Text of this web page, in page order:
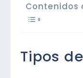
Contenidos
Tipos